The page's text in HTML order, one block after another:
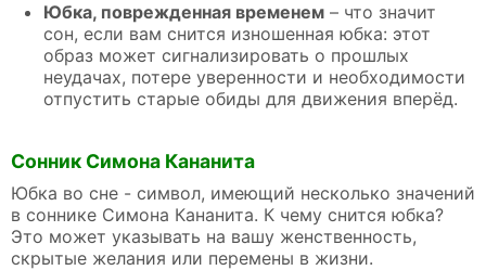
Юбка, поврежденная временем – что значит
сон, если вам снится изношенная юбка: этот
образ может сигнализировать о прошлых
неудачах, потере уверенности и необходимости
отпустить старые обиды для движения вперёд.
Сонник Симона Кананита
Юбка во сне - символ, имеющий несколько значений
в соннике Симона Кананита. К чему снится юбка?
Это может указывать на вашу женственность,
скрытые желания или перемены в жизни.